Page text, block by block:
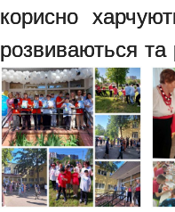
корисно
розвиваються та